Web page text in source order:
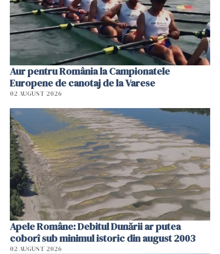
Aur pentru România la Campionatele
Europene de canotaj de la Varese
02 AUGUST 2026
Apele Române: Debitul Dunării ar putea
coborî sub minimul istoric din august 2003
02 AUGUST 2026